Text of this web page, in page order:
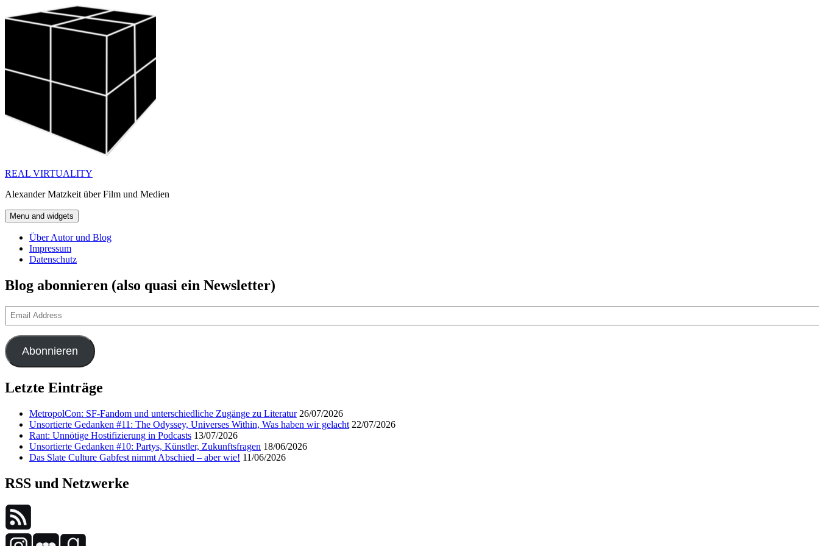
to
REAL VIRTUALITY
Alexander Matzkeit über Film und Medien
Menu and widgets
Über Autor und Blog
Impressum
Datenschutz
Blog abonnieren (also quasi ein Newsletter)
Email
Address
Abonnieren
Letzte Einträge
MetropolCon: SF-Fandom und unterschiedliche Zugänge zu Literatur 26/07/2026
Unsortierte Gedanken #11: The Odyssey, Universes Within, Was haben wir gelacht 22/07/2026
Rant: Unnötige Hostifizierung in Podcasts 13/07/2026
Unsortierte Gedanken #10: Partys, Künstler, Zukunftsfragen 18/06/2026
Das Slate Culture Gabfest nimmt Abschied – aber wie! 11/06/2026
RSS und Netzwerke